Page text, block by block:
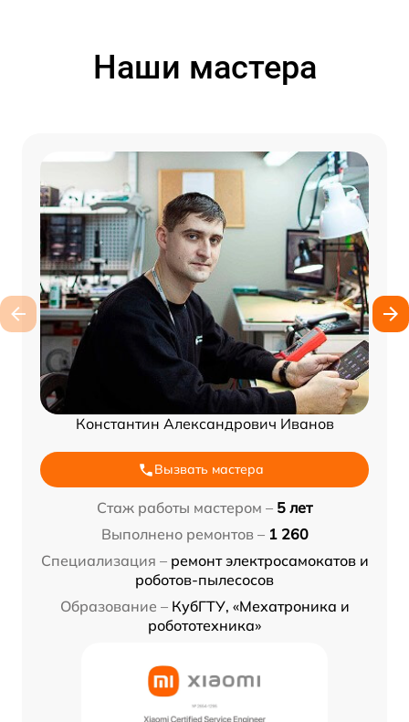
Наши мастера
Константин Александрович Иванов
Вызвать мастера
Стаж работы мастером – 5 лет
Выполнено ремонтов – 1 260
Специализация – ремонт электросамокатов и
роботов-пылесосов
Образование – КубГТУ, «Мехатроника и
робототехника»